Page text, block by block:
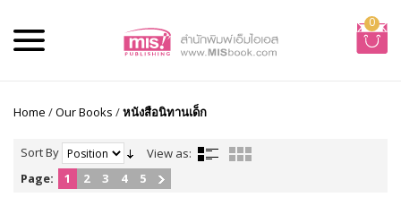
0
Home /Our Books /หนังสือนิทานเด็ก
Sort By
View as:
Page:
1 2 3 4 5